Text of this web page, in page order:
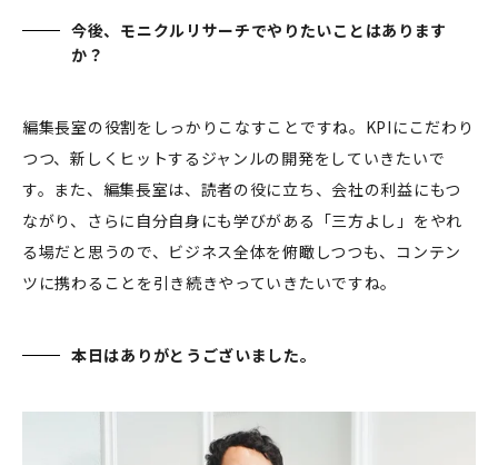
今後、モニクルリサーチでやりたいことはあります
か？
編集長室の役割をしっかりこなすことですね。KPIにこだわり
つつ、新しくヒットするジャンルの開発をしていきたいで
す。また、編集長室は、読者の役に立ち、会社の利益にもつ
ながり、さらに自分自身にも学びがある「三方よし」をやれ
る場だと思うので、ビジネス全体を俯瞰しつつも、コンテン
ツに携わることを引き続きやっていきたいですね。
本日はありがとうございました。